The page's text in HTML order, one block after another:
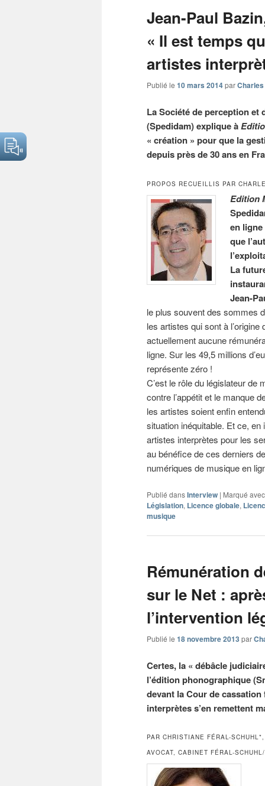
Jean-Paul
« Il est temps
artistes
Publié le 10 mars 2014par
La Société de perception
(Spedidam) explique à
« création » pour que la
depuis près de 30 ans en
PROPOS RECUEILLIS PAR
Edition
en
que
La
Jean-
le plus souvent des sommes
les artistes qui sont à l’origine
actuellement aucune
ligne. Sur les 49,5 millions
représente zéro !
C’est le rôle du législateur de
contre l’appétit et le manque
les artistes soient enfin
situation inéquitable. Et ce,
artistes interprètes pour les
au bénéfice de ces derniers
numériques de musique en
Publié dansInterview | Marqué avec
Législation, Licence globale,
musique
Rémunération
sur le Net :
l’intervention
Publié le 18 novembre 2013 par
Certes, la « débâcle
l’édition phonographique
devant la Cour de
interprètes s’en remettent
PAR CHRISTIANE FÉRAL-
AVOCAT, CABINET FÉRAL-